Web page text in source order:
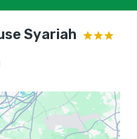
Syariah